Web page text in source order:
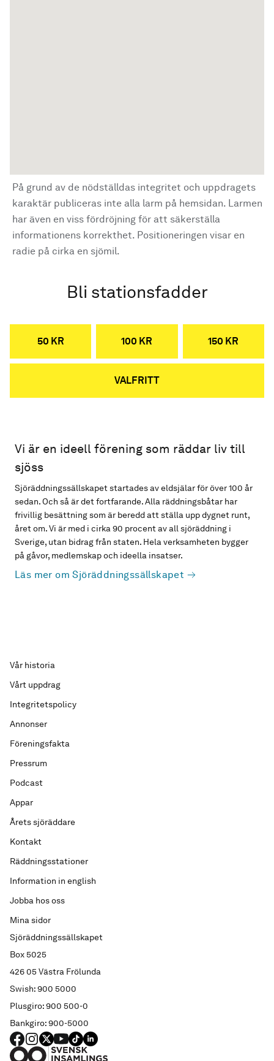
På grund av de nödställdas integritet och uppdragets
karaktär publiceras inte alla larm på hemsidan. Larmen
har även en viss fördröjning för att säkerställa
informationens korrekthet. Positioneringen visar en
radie på cirka en sjömil.
Bli stationsfadder
50 KR 100 KR 150 KR
VALFRITT
Vi är en ideell förening som räddar liv till
sjöss
Sjöräddningssällskapet startades av eldsjälar för över 100 år
sedan. Och så är det fortfarande. Alla räddningsbåtar har
frivillig besättning som är beredd att ställa upp dygnet runt,
året om. Vi är med i cirka 90 procent av all sjöräddning i
Sverige, utan bidrag från staten. Hela verksamheten bygger
på gåvor, medlemskap och ideella insatser.
Läs mer om Sjöräddningssällskapet
Sjöräddningssällskapet
Box 5025
426 05 Västra Frölunda
Swish: 900 5000
Plusgiro: 900 500-0
Bankgiro: 900-5000
Vår historia
Vårt uppdrag
Integritetspolicy
Annonser
Föreningsfakta
Pressrum
Podcast
Appar
Årets sjöräddare
Kontakt
Räddningsstationer
Information in english
Jobba hos oss
Mina sidor
FACEBOOK
Instagram
X YouTube
TIKTOKLINKED IN